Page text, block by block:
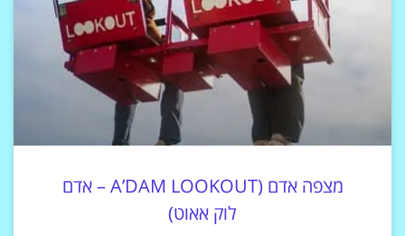
מצפה אדם (A’DAM LOOKOUT – אדם
לוק אאוט)